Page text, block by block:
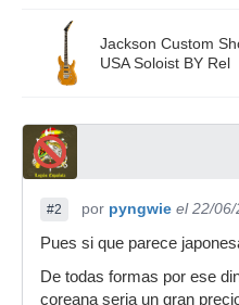
Jackson Custom
USA Soloist BY Rel
#2 por pyngwie el 22/
Pues si que parece
De todas formas por ese
coreana seria un gran